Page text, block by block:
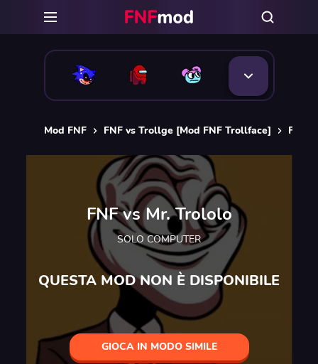
Mod FNF FNF vs Trollge [Mod FNF Trollface] FNF
FNF vs Mr. Trololo
SOLO COMPUTER
QUESTA MOD NON È DISPONIBILE
GIOCA IN MODO SIMILE